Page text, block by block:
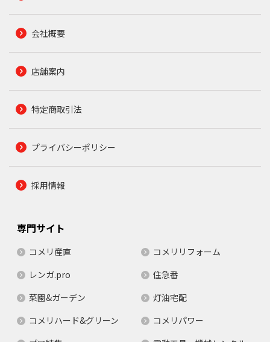
会社概要
店舗案内
特定商取引法
プライバシーポリシー
採用情報
専門サイト
コメリ産直
コメリリフォーム
レンガ.pro
住急番
菜園&ガーデン
灯油宅配
コメリハード&グリーン
コメリパワー